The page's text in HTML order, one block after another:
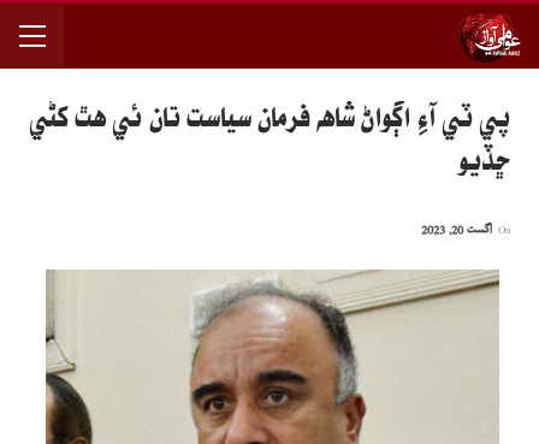
پي ٽي آءِ اڳواڻ شاهه فرمان سياست تان ئي هٿ کڻي
ڇڏيو
اگست 20, 2023